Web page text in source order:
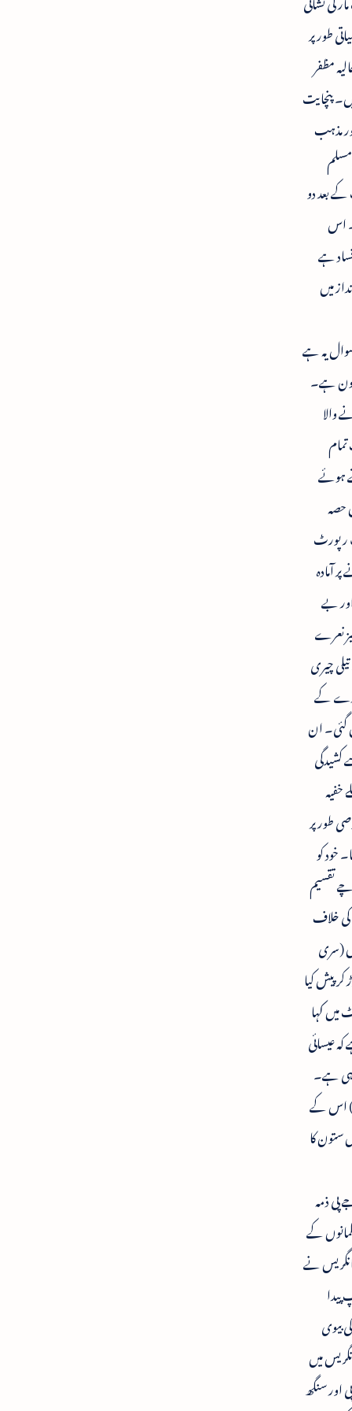
طور پر
مظفر
پنچایت
مذہب
بعد دو
اس
ہے
میں
یہ ہے
کون ہے۔
والا
کرتے ہوئے
حصہ
اپنی ایک رپورٹ
آمادہ
بے
نعرے
چیری
کے
گئی۔ ان
پہلے خفیہ
خصوصی طور پر
خود کو
تقسیم
خلاف
(سری
پیش کیا
کمیشن کی رپورٹ میں کہا
عیسائی
ہے۔
اس کے
ستون کا
پی ذمہ
کے
نے
بیوی
میں
اور سنگھ